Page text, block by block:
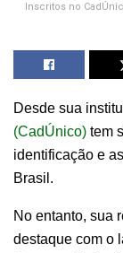
Inscritos no
Desde sua
(CadÚnico) tem
identificação e
Brasil.
No entanto, sua
destaque com o